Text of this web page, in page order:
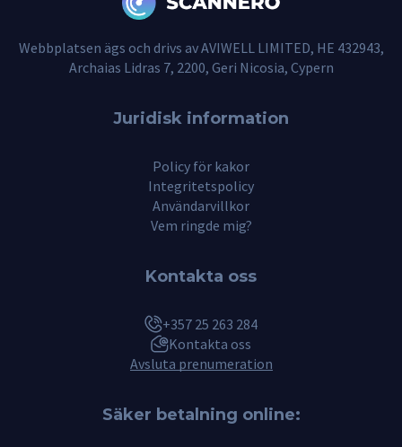
Webbplatsen ägs och drivs av AVIWELL LIMITED, HE 432943,
Archaias Lidras 7, 2200, Geri Nicosia, Cypern
Juridisk information
Policy för kakor
Integritetspolicy
Användarvillkor
Vem ringde mig?
Kontakta oss
+357 25 263 284
Kontakta oss
Avsluta prenumeration
Säker betalning online: